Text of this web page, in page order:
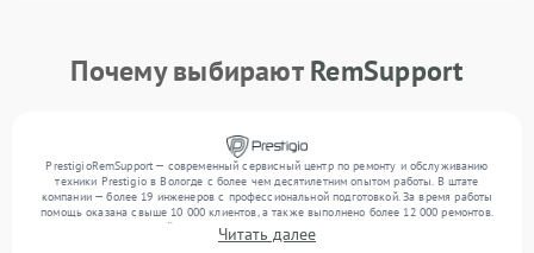
Почему выбираютRemSupport
PrestigioRemSupport — современный сервисный центр по ремонту и обслуживанию
техники Prestigio в Вологде с более чем десятилетним опытом работы. В штате
компании — более 19 инженеров с профессиональной подготовкой. За время работы
помощь оказана свыше 10 000 клиентов, а также выполнено более 12 000 ремонтов.
Ежемесячно в сервисный центр поступает свыше 300 единиц техники, включая , , . Мы
работаем с широким спектром неисправностей и поддерживаем высокий стандарт
Читать далее